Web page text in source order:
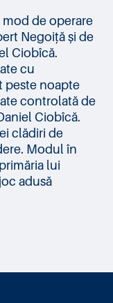
mod de operare
Negoiță și de
Ciobîcă.
cu
peste noapte
controlată de
Ciobîcă.
clădiri de
Modul în
lui
adusă